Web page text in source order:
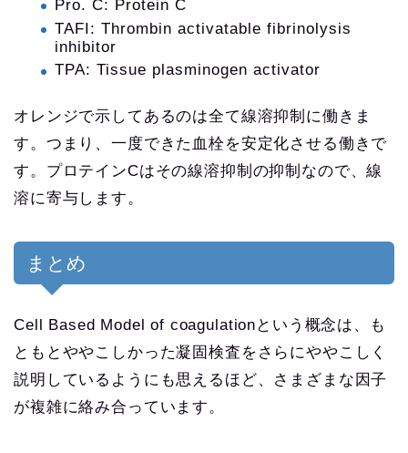
Pro. C: Protein C
TAFI: Thrombin activatable fibrinolysis
inhibitor
TPA: Tissue plasminogen activator
オレンジで示してあるのは全て線溶抑制に働きま
す。つまり、一度できた血栓を安定化させる働きで
す。プロテインCはその線溶抑制の抑制なので、線
溶に寄与します。
まとめ
Cell Based Model of coagulationという概念は、も
ともとややこしかった凝固検査をさらにややこしく
説明しているようにも思えるほど、さまざまな因子
が複雑に絡み合っています。